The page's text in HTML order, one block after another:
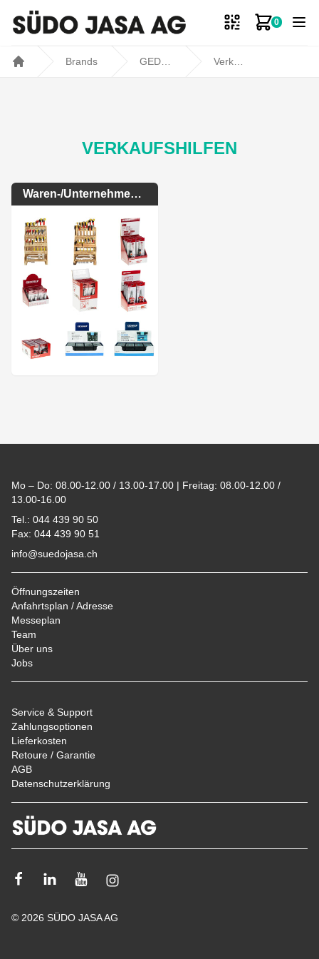
0
Zum
Brands
VERKAUFSHILFEN
Waren-/Unternehmenspräsentation
Mo – Do: 08.00-12.00 / 13.00-17.00 | Freitag: 08.00-12.00 /
13.00-16.00
Tel.: 044 439 90 50
Fax: 044 439 90 51
info@suedojasa.ch
Öffnungszeiten
Anfahrtsplan / Adresse
Messeplan
Team
Über uns
Jobs
Service & Support
Zahlungsoptionen
Lieferkosten
Retoure / Garantie
AGB
Datenschutzerklärung
FacebookLinkedinYoutubeInstagram
© 2026 SÜDO JASA AG